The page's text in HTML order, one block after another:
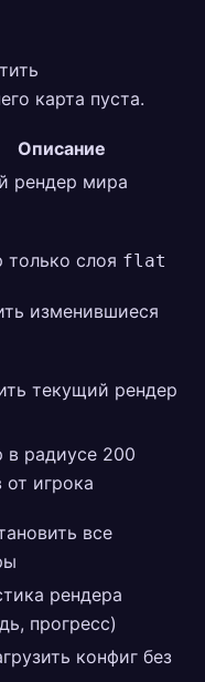
карта пуста.
Описание
рендер мира
только слоя flat
изменившиеся
текущий рендер
в радиусе 200
от игрока
все
рендера
прогресс)
конфиг без